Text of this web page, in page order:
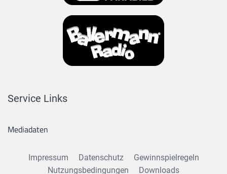
Service Links
Mediadaten
Impressum Datenschutz
Gewinnspielregeln
Nutzungsbedingungen
Downloads